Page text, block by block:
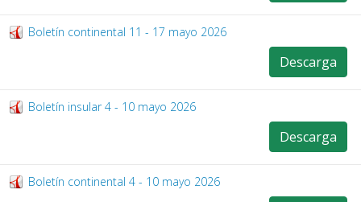
Boletín continental 11 - 17 mayo 2026
Descarga
Boletín insular 4 - 10 mayo 2026
Descarga
Boletín continental 4 - 10 mayo 2026